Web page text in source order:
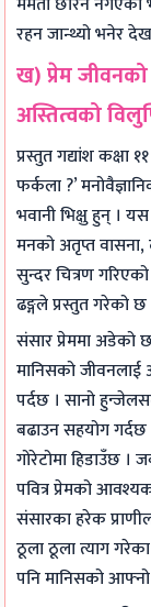
रहन जान्थ्यो भनेर
ख) प्रेम
अस्तित्वको
प्रस्तुत गद्यांश कक्षा
फर्कला ?’
भवानी भिक्षु हुन् ।
मनको अतृप्त
सुन्दर चित्रण
ढङ्गले प्रस्तुत गरेको छ
संसार प्रेममा अडेको
मानिसको जीवनलाई
पर्दछ । सानो
बढाउन सहयोग
गोरेटोमा हिडाउँछ ।
पवित्र प्रेमको
संसारका हरेक
ठूला ठूला त्याग
पनि मानिसको